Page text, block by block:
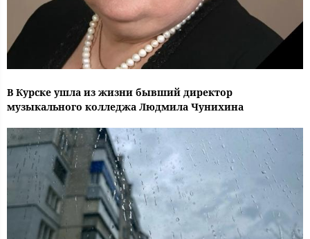
В Курске ушла из жизни бывший директор
музыкального колледжа Людмила Чунихина